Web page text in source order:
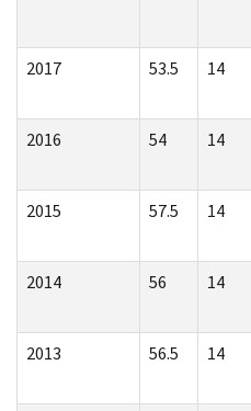
2017 53.5 14
2016
54 14
2015
57.5 14
2014
56 14
2013
56.5 14